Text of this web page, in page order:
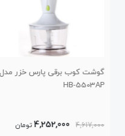
گوشت کوب برقی پارس خزر مدل
HB-5503AP
4,617,000
4,252,000 تومان